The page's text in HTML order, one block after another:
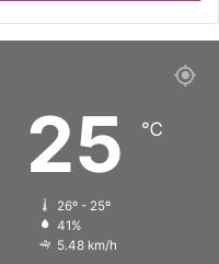
25 ℃
26º - 25º
41%
5.48 km/h